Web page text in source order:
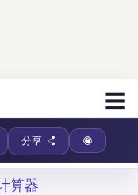
☰
分享
算器